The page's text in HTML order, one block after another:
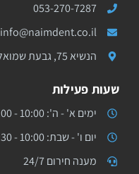
053-270-7287
info@naimdent.co.il
הנשיא 75, גבעת שמואל
שעות פעילות
ימים א' - ה': 10:00 - 20:00
יום ו' - שבת: 10:00 - 23:30
מענה חירום 24/7